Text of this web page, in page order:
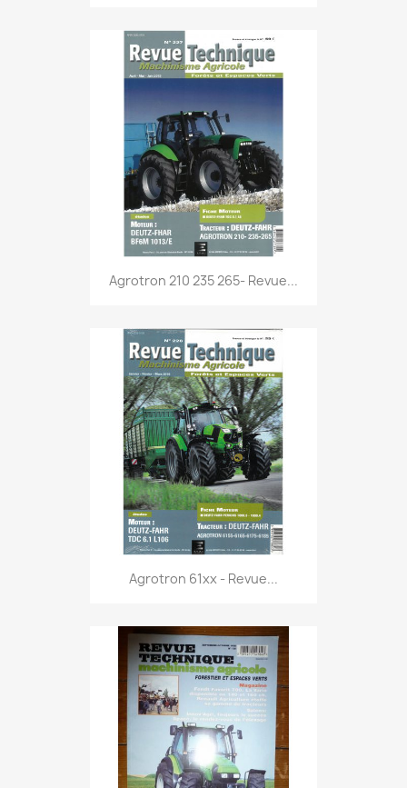
Agrotron 210 235 265- Revue...
Agrotron 61xx - Revue...